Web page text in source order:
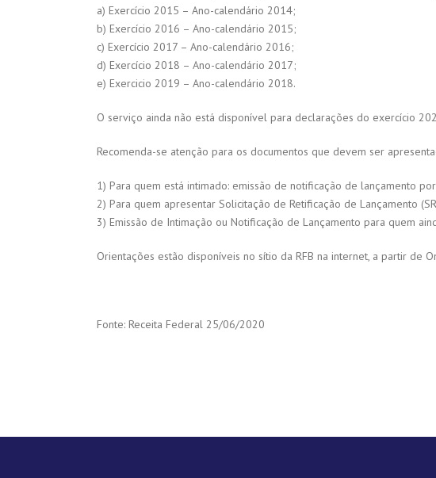
a) Exercício 2015 – Ano-calendário 2014;
b) Exercício 2016 – Ano-calendário 2015;
c) Exercício 2017 – Ano-calendário 2016;
d) Exercício 2018 – Ano-calendário 2017;
e) Exercicio 2019 – Ano-calendário 2018.
O serviço ainda não está disponível para declarações do exercício
Recomenda-se atenção para os documentos que devem ser
1) Para quem está intimado: emissão de notificação de lançamento
2) Para quem apresentar Solicitação de Retificação de Lançamento
3) Emissão de Intimação ou Notificação de Lançamento para quem
Orientações estão disponíveis no sítio da RFB na internet, a partir de
Fonte: Receita Federal 25/06/2020